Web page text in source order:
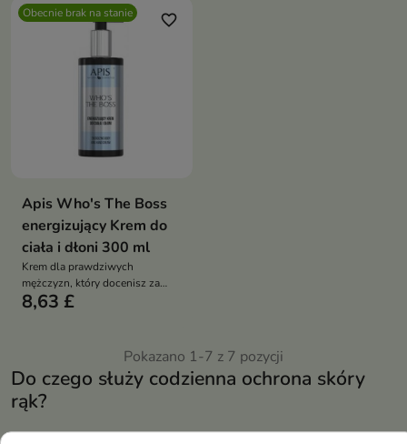
Obecnie brak na stanie favorite_border
Apis Who's The Boss
energizujący Krem do
ciała i dłoni 300 ml
Krem dla prawdziwych
mężczyzn, który docenisz za
uniwersalność oraz szybkość
8,63 £
Pokazano 1-7 z 7 pozycji
Do czego służy codzienna ochrona skóry
rąk?
Kosmetyki do pielęgnacji dłoniznajdują szerokie